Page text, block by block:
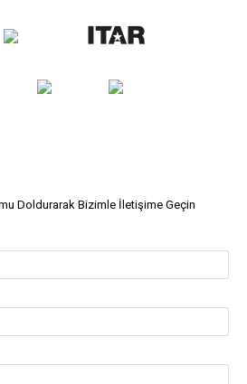
Doldurarak Bizimle İletişime Geçin